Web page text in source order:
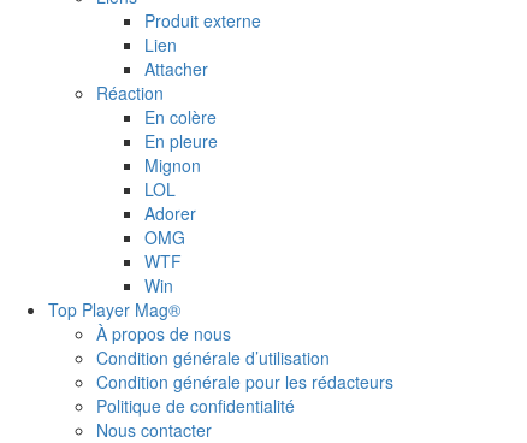
Produit externe
Lien
Attacher
Réaction
En colère
En pleure
Mignon
LOL
Adorer
OMG
WTF
Win
Top Player Mag®
À propos de nous
Condition générale d’utilisation
Condition générale pour les rédacteurs
Politique de confidentialité
Nous contacter